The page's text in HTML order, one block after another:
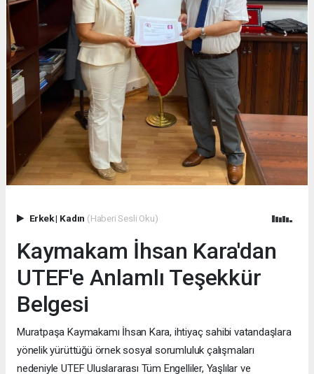
Erkek| Kadın (Haberi Sesli Oku)
Kaymakam İhsan Kara'dan
UTEF'e Anlamlı Teşekkür
Belgesi
Muratpaşa Kaymakamı İhsan Kara, ihtiyaç sahibi vatandaşlara
yönelik yürüttüğü örnek sosyal sorumluluk çalışmaları
nedeniyle UTEF Uluslararası Tüm Engelliler, Yaşlılar ve